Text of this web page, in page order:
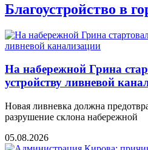
Благоустройство в
На набережной Грина
устройству ливневой
Новая ливневка должна
разрушение склона набережной
05.08.2026